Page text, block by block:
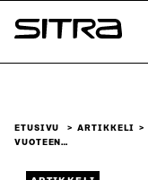
Siirry
suoraan
Sitra
ETUSIVU ARTIKKELI
VUOTEEN…